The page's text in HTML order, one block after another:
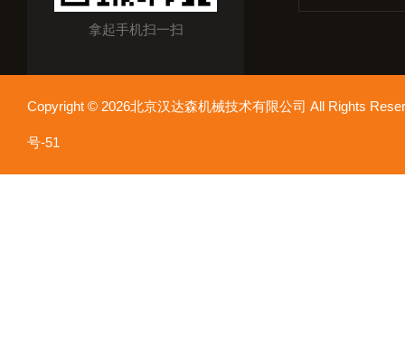
拿起手机扫一扫
Copyright © 2026北京汉达森机械技术有限公司 All Rights
号-51